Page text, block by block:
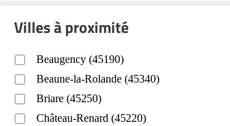
Villes à proximité
Beaugency (45190)
Beaune-la-Rolande (45340)
Briare (45250)
Château-Renard (45220)